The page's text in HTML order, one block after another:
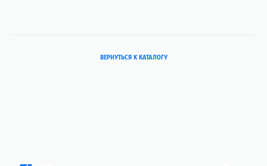
ВЕРНУТЬСЯ К КАТАЛОГУ